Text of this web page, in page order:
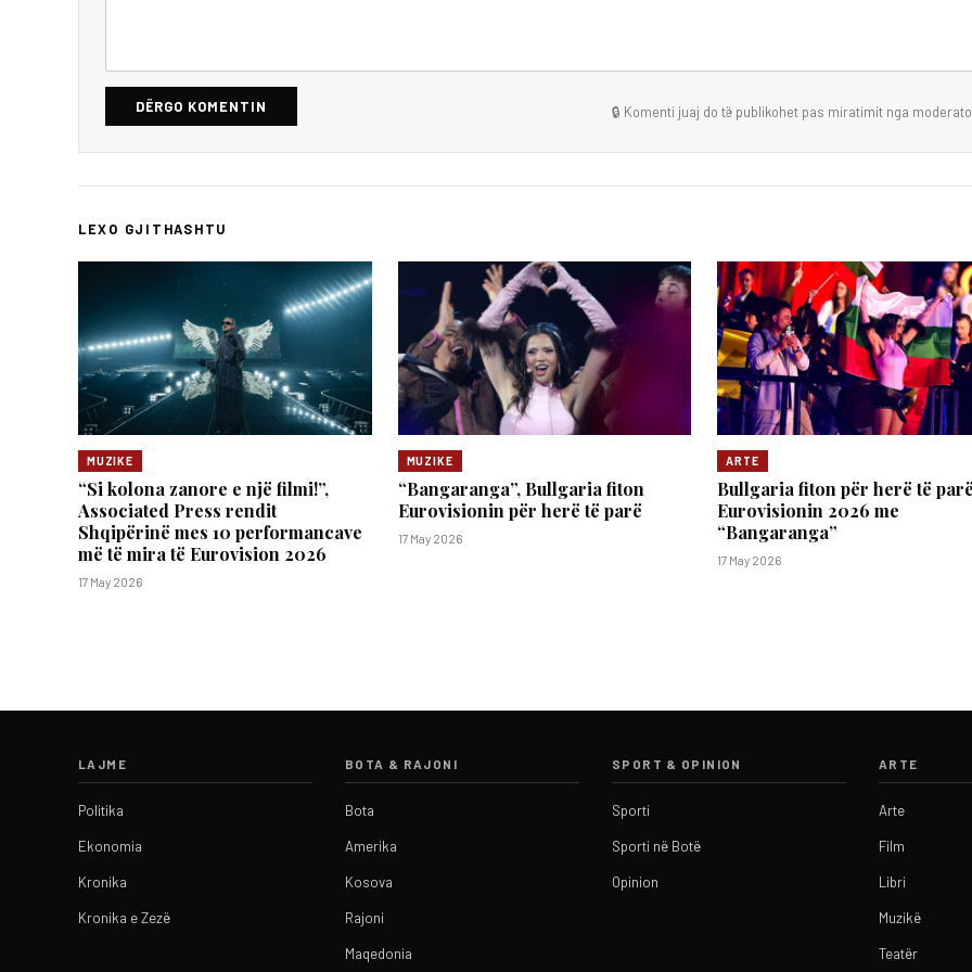
DËRGO KOMENTIN 🔒 Komenti juaj do të publikohet pas miratimit nga
LEXO GJITHASHTU
MUZIKE
“Si kolona zanore e një filmi!”,
Associated Press rendit
Shqipërinë mes 10 performancave
më të mira të Eurovision 2026
17 May 2026
MUZIKE
“Bangaranga”, Bullgaria fiton
Eurovisionin për herë të parë
17 May 2026
ARTE
Bullgaria fiton për herë të
Eurovisionin 2026 me
“Bangaranga”
17 May 2026
LAJME
Politika
Ekonomia
Kronika
Kronika e Zezë
BOTA & RAJONI
Bota
Amerika
Kosova
Rajoni
Maqedonia
SPORT & OPINION
Sporti
Sporti në Botë
Opinion
ARTE
Arte
Film
Libri
Muzikë
Teatër